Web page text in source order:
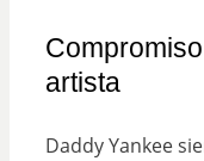
artista
Daddy Yankee